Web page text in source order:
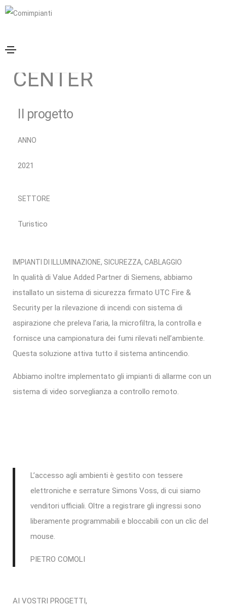
IMPIANTI, SICUREZZA ED ENERGIA
MEDITATION
CENTER
Il progetto
ANNO
2021
SETTORE
Turistico
IMPIANTI DI ILLUMINAZIONE, SICUREZZA, CABLAGGIO
In qualità di Value Added Partner di Siemens, abbiamo
installato un sistema di sicurezza firmato UTC Fire &
Security per la rilevazione di incendi con sistema di
aspirazione che preleva l’aria, la microfiltra, la controlla e
fornisce una campionatura dei fumi rilevati nell’ambiente.
Questa soluzione attiva tutto il sistema antincendio.
Abbiamo inoltre implementato gli impianti di allarme con un
sistema di video sorveglianza a controllo remoto.
L’accesso agli ambienti è gestito con tessere
elettroniche e serrature Simons Voss, di cui siamo
venditori ufficiali. Oltre a registrare gli ingressi sono
liberamente programmabili e bloccabili con un clic del
mouse.
PIETRO COMOLI
AI VOSTRI PROGETTI,